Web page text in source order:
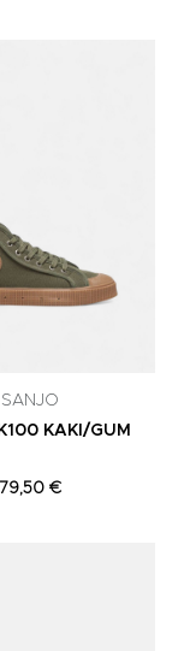
SANJO
KAKI/GUM
79,50 €